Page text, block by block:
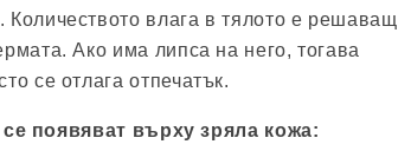
Количеството влага в тялото е решаващ
Ако има липса на него, тогава
се отлага отпечатък.
появяват върху зряла кожа: